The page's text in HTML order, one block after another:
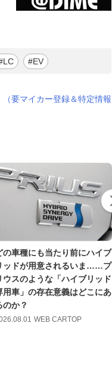
#EV
要マイカー登録＆特定情報
の車種にも当たり前にハイブ
ッドが用意されるいま……プ
ウスのような「ハイブリッド
用車」の存在意義はどこにあ
のか？
WEB CARTOP